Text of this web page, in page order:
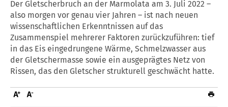
Der Gletscherbruch an der Marmolata am 3. Juli 2022 –
also morgen vor genau vier Jahren – ist nach neuen
wissenschaftlichen Erkenntnissen auf das
Zusammenspiel mehrerer Faktoren zurückzuführen: tief
in das Eis eingedrungene Wärme, Schmelzwasser aus
der Gletschermasse sowie ein ausgeprägtes Netz von
Rissen, das den Gletscher strukturell geschwächt hatte.